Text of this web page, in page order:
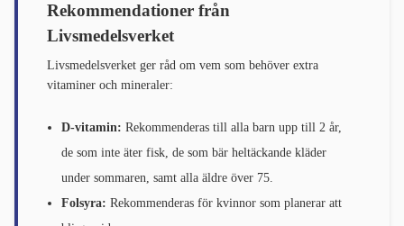
Rekommendationer från
Livsmedelsverket
Livsmedelsverket ger råd om vem som behöver extra
vitaminer och mineraler:
D-vitamin: Rekommenderas till alla barn upp till 2 år,
de som inte äter fisk, de som bär heltäckande kläder
under sommaren, samt alla äldre över 75.
Folsyra: Rekommenderas för kvinnor som planerar att